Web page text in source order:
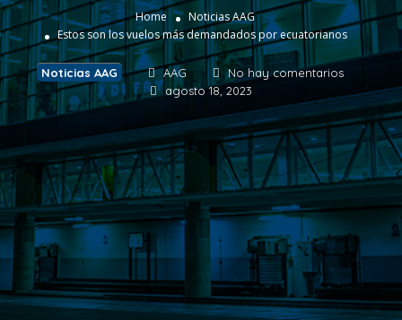
Home
Noticias AAG
Estos son los vuelos más demandados por ecuatorianos
Noticias AAG AAG
No hay comentarios
agosto 18, 2023